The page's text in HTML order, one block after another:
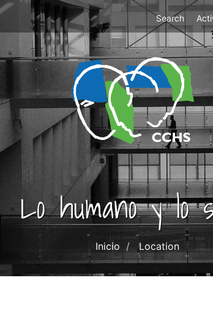
Top
Menu
Search
Lo humano y lo
Inicio Location